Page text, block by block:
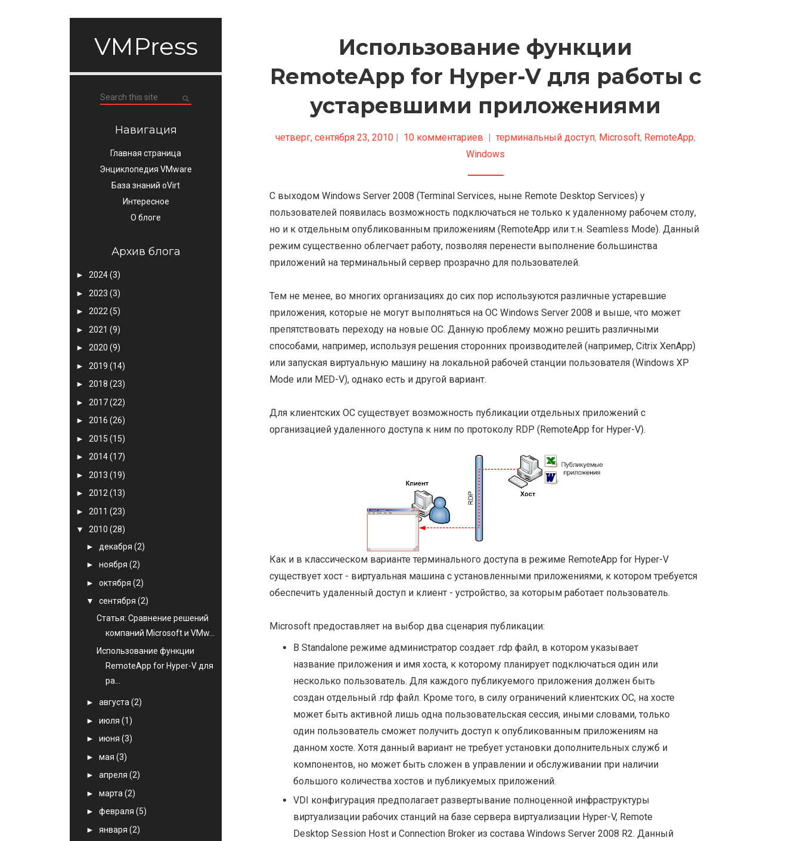
VMPress
Навигация
Главная страница
Энциклопедия VMware
База знаний oVirt
Интересное
О блоге
Архив блога
► 2024(3)
► 2023 (3)
► 2022 (5)
► 2021 (9)
► 2020 (9)
► 2019 (14)
► 2018 (23)
► 2017(22)
► 2016 (26)
► 2015 (15)
► 2014(17)
► 2013 (19)
► 2012 (13)
► 2011 (23)
▼ 2010 (28)
► декабря (2)
► ноября (2)
► октября (2)
▼ сентября (2)
Статья: Сравнение решений
компаний Microsoft и VMw...
Использование функции
RemoteApp for Hyper-V для
ра...
► августа (2)
► июля (1)
► июня (3)
► мая (3)
► апреля (2)
► марта (2)
► февраля (5)
► января (2)
Использование функции
RemoteApp for Hyper-V для работы с
устаревшими приложениями
четверг, сентября 23, 2010 | 10 комментариев | терминальный доступ, Microsoft, RemoteApp,
Windows
С выходом Windows Server 2008 (Terminal Services, ныне Remote Desktop Services) у
пользователей появилась возможность подключаться не только к удаленному рабочем столу,
но и к отдельным опубликованным приложениям (RemoteApp или т.н. Seamless Mode). Данный
режим существенно облегчает работу, позволяя перенести выполнение большинства
приложений на терминальный сервер прозрачно для пользователей.
Тем не менее, во многих организациях до сих пор используются различные устаревшие
приложения, которые не могут выполняться на ОС Windows Server 2008 и выше, что может
препятствовать переходу на новые ОС. Данную проблему можно решить различными
способами, например, используя решения сторонних производителей (например, Citrix XenApp)
или запуская виртуальную машину на локальной рабочей станции пользователя (Windows XP
Mode или MED-V), однако есть и другой вариант.
Для клиентских ОС существует возможность публикации отдельных приложений с
организацией удаленного доступа к ним по протоколу RDP (RemoteApp for Hyper-V).
Как и в классическом варианте терминального доступа в режиме RemoteApp for Hyper-V
существует хост - виртуальная машина с установленными приложениями, к котором требуется
обеспечить удаленный доступ и клиент - устройство, за которым работает пользователь.
Microsoft предоставляет на выбор два сценария публикации:
В Standalone режиме администратор создает .rdp файл, в котором указывает
название приложения и имя хоста, к которому планирует подключаться один или
несколько пользователь. Для каждого публикуемого приложения должен быть
создан отдельный .rdp файл. Кроме того, в силу ограничений клиентских ОС, на хосте
может быть активной лишь одна пользовательская сессия, иными словами, только
один пользователь сможет получить доступ к опубликованным приложениям на
данном хосте. Хотя данный вариант не требует установки дополнительных служб и
компонентов, но может быть сложен в управлении и обслуживании при наличии
большого количества хостов и публикуемых приложений.
VDI конфигурация предполагает развертывание полноценной инфраструктуры
виртуализации рабочих станций на базе сервера виртуализации Hyper-V, Remote
Desktop Session Host и Connection Broker из состава Windows Server 2008 R2. Данный